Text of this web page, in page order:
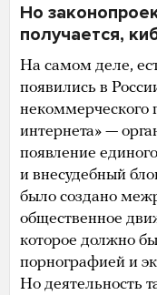
Но
получается,
На самом деле,
появились в
некоммерческого
интернета» —
появление
и внесудебный
было создано
общественное
которое должно
порнографией и
Но деятельность